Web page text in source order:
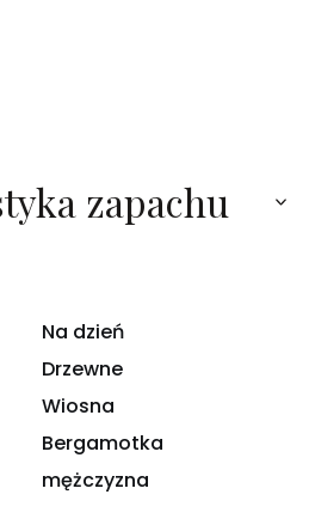
zapachu
Na dzień
Drzewne
Wiosna
Bergamotka
mężczyzna